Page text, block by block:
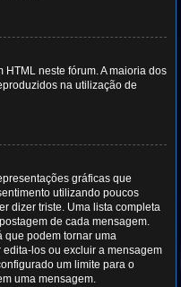
neste fórum. A maioria dos
na utilização de
gráficas que
utilizando poucos
dizer triste. Uma lista completa
de cada mensagem.
que podem tornar uma
los ou excluir a mensagem
um limite para o
uma mensagem.